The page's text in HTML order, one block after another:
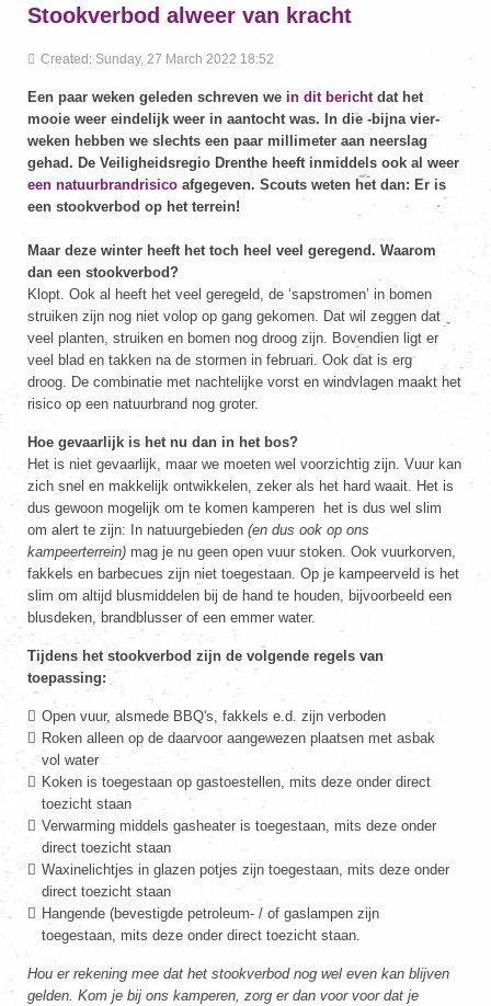
Stookverbod alweer van kracht
Created: Sunday, 27 March 2022 18:52
Een paar weken geleden schreven we in dit bericht dat het
mooie weer eindelijk weer in aantocht was. In die -bijna vier-
weken hebben we slechts een paar millimeter aan neerslag
gehad. De Veiligheidsregio Drenthe heeft inmiddels ook al weer
een natuurbrandrisico afgegeven. Scouts weten het dan: Er is
een stookverbod op het terrein!
Maar deze winter heeft het toch heel veel geregend. Waarom
dan een stookverbod?
Klopt. Ook al heeft het veel geregeld, de ‘sapstromen’ in bomen
struiken zijn nog niet volop op gang gekomen. Dat wil zeggen dat
veel planten, struiken en bomen nog droog zijn. Bovendien ligt er
veel blad en takken na de stormen in februari. Ook dat is erg
droog. De combinatie met nachtelijke vorst en windvlagen maakt het
risico op een natuurbrand nog groter.
Hoe gevaarlijk is het nu dan in het bos?
Het is niet gevaarlijk, maar we moeten wel voorzichtig zijn. Vuur kan
zich snel en makkelijk ontwikkelen, zeker als het hard waait. Het is
dus gewoon mogelijk om te komen kamperen het is dus wel slim
om alert te zijn: In natuurgebieden (en dus ook op ons
kampeerterrein) mag je nu geen open vuur stoken. Ook vuurkorven,
fakkels en barbecues zijn niet toegestaan. Op je kampeerveld is het
slim om altijd blusmiddelen bij de hand te houden, bijvoorbeeld een
blusdeken, brandblusser of een emmer water.
Tijdens het stookverbod zijn de volgende regels van
toepassing:
Open vuur, alsmede BBQ's, fakkels e.d. zijn verboden
Roken alleen op de daarvoor aangewezen plaatsen met asbak
vol water
Koken is toegestaan op gastoestellen, mits deze onder direct
toezicht staan
Verwarming middels gasheater is toegestaan, mits deze onder
direct toezicht staan
Waxinelichtjes in glazen potjes zijn toegestaan, mits deze onder
direct toezicht staan
Hangende (bevestigde petroleum- / of gaslampen zijn
toegestaan, mits deze onder direct toezicht staan.
Hou er rekening mee dat het stookverbod nog wel even kan blijven
gelden. Kom je bij ons kamperen, zorg er dan voor voor dat je